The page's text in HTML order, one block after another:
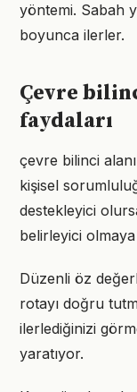
yöntemi. Sabah
boyunca ilerler.
Çevre
faydaları
çevre bilinci
kişisel
destekleyici
belirleyici
Düzenli öz
rotayı doğru
ilerlediğinizi
yaratıyor.